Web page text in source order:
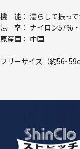
機 能： 濡らして振って
混 率： ナイロン57%
原産国： 中国
フリーサイズ（約